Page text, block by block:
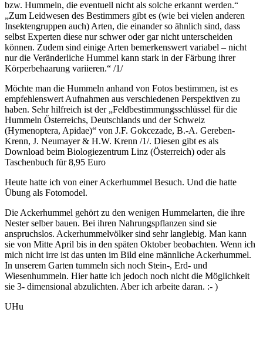
bzw. Hummeln, die eventuell nicht als solche erkannt werden.“
„Zum Leidwesen des Bestimmers gibt es (wie bei vielen anderen
Insektengruppen auch) Arten, die einander so ähnlich sind, dass
selbst Experten diese nur schwer oder gar nicht unterscheiden
können. Zudem sind einige Arten bemerkenswert variabel – nicht
nur die Veränderliche Hummel kann stark in der Färbung ihrer
Körperbehaarung variieren.“ /1/
Möchte man die Hummeln anhand von Fotos bestimmen, ist es
empfehlenswert Aufnahmen aus verschiedenen Perspektiven zu
haben. Sehr hilfreich ist der „Feldbestimmungsschlüssel für die
Hummeln Österreichs, Deutschlands und der Schweiz
(Hymenoptera, Apidae)“ von J.F. Gokcezade, B.-A. Gereben-
Krenn, J. Neumayer & H.W. Krenn /1/. Diesen gibt es als
Download beim Biologiezentrum Linz (Österreich) oder als
Taschenbuch für 8,95 Euro
Heute hatte ich von einer Ackerhummel Besuch. Und die hatte
Übung als Fotomodel.
Die Ackerhummel gehört zu den wenigen Hummelarten, die ihre
Nester selber bauen. Bei ihren Nahrungspflanzen sind sie
anspruchslos. Ackerhummelvölker sind sehr langlebig. Man kann
sie von Mitte April bis in den späten Oktober beobachten. Wenn ich
mich nicht irre ist das unten im Bild eine männliche Ackerhummel.
In unserem Garten tummeln sich noch Stein-, Erd- und
Wiesenhummeln. Hier hatte ich jedoch noch nicht die Möglichkeit
sie 3- dimensional abzulichten. Aber ich arbeite daran. :- )
UHu